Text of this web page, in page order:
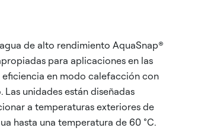
de alto rendimiento AquaSnap®
para aplicaciones en las
eficiencia en modo calefacción con
unidades están diseñadas
a temperaturas exteriores de
hasta una temperatura de 60 °C.